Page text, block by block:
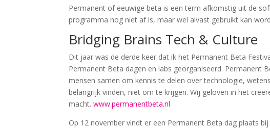
Permanent of eeuwige beta is een term afkomstig uit de
programma nog niet af is, maar wel alvast gebruikt kan
Bridging Brains Tech & Culture
Dit jaar was de derde keer dat ik het Permanent Beta
Permanent Beta dagen en labs georganiseerd.
mensen samen om kennis te delen over technologie,
belangrijk vinden, niet om te krijgen. Wij geloven in het
macht.www.permanentbeta.nl
Op 12 november vindt er een Permanent Beta dag plaats